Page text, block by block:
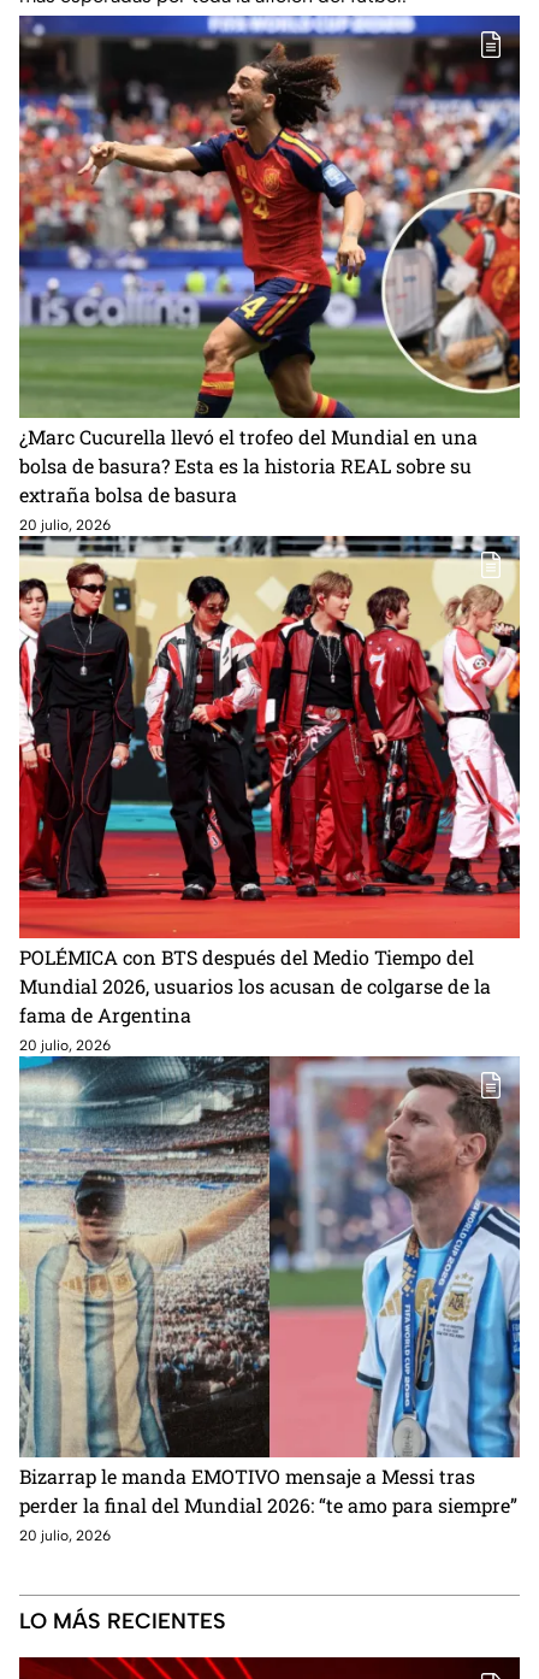
¿Marc Cucurella llevó el trofeo del Mundial en una
bolsa de basura? Esta es la historia REAL sobre su
extraña bolsa de basura
20 julio, 2026
POLÉMICA con BTS después del Medio Tiempo del
Mundial 2026, usuarios los acusan de colgarse de la
fama de Argentina
20 julio, 2026
Bizarrap le manda EMOTIVO mensaje a Messi tras
perder la final del Mundial 2026: “te amo para siempre”
20 julio, 2026
LO MÁS RECIENTES